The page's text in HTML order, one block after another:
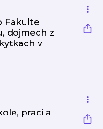
Fakulte
dojmech z
v
praci a